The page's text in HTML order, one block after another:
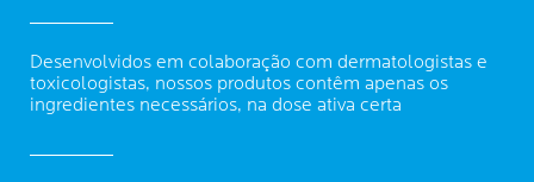
Desenvolvidos em colaboração com dermatologistas e
toxicologistas, nossos produtos contêm apenas os
ingredientes necessários, na dose ativa certa